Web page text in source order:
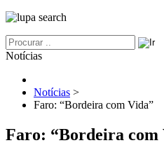
Notícias
Notícias >
Faro: “Bordeira com Vida”
Faro: “Bordeira com